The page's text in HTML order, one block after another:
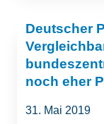
Deutscher
noch eher
31. Mai 2019